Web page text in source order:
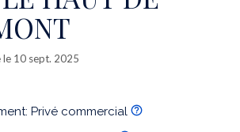
le 10 sept. 2025
Privé commercial